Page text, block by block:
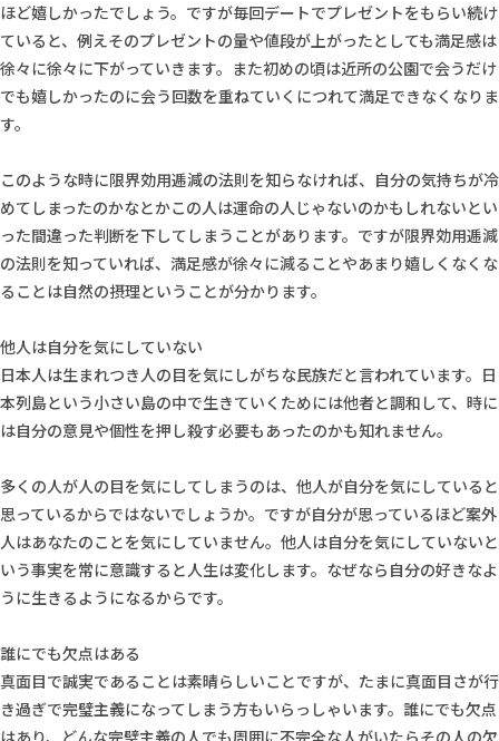
ほど嬉しかったでしょう。ですが毎回デートでプレゼントをもらい続け
ていると、例えそのプレゼントの量や値段が上がったとしても満足感は
徐々に徐々に下がっていきます。また初めの頃は近所の公園で会うだけ
でも嬉しかったのに会う回数を重ねていくにつれて満足できなくなりま
す。
このような時に限界効用逓減の法則を知らなければ、自分の気持ちが冷
めてしまったのかなとかこの人は運命の人じゃないのかもしれないとい
った間違った判断を下してしまうことがあります。ですが限界効用逓減
の法則を知っていれば、満足感が徐々に減ることやあまり嬉しくなくな
ることは自然の摂理ということが分かります。
他人は自分を気にしていない
日本人は生まれつき人の目を気にしがちな民族だと言われています。日
本列島という小さい島の中で生きていくためには他者と調和して、時に
は自分の意見や個性を押し殺す必要もあったのかも知れません。
多くの人が人の目を気にしてしまうのは、他人が自分を気にしていると
思っているからではないでしょうか。ですが自分が思っているほど案外
人はあなたのことを気にしていません。他人は自分を気にしていないと
いう事実を常に意識すると人生は変化します。なぜなら自分の好きなよ
うに生きるようになるからです。
誰にでも欠点はある
真面目で誠実であることは素晴らしいことですが、たまに真面目さが行
き過ぎで完璧主義になってしまう方もいらっしゃいます。誰にでも欠点
はあり、どんな完璧主義の人でも周囲に不完全な人がいたらその人の欠